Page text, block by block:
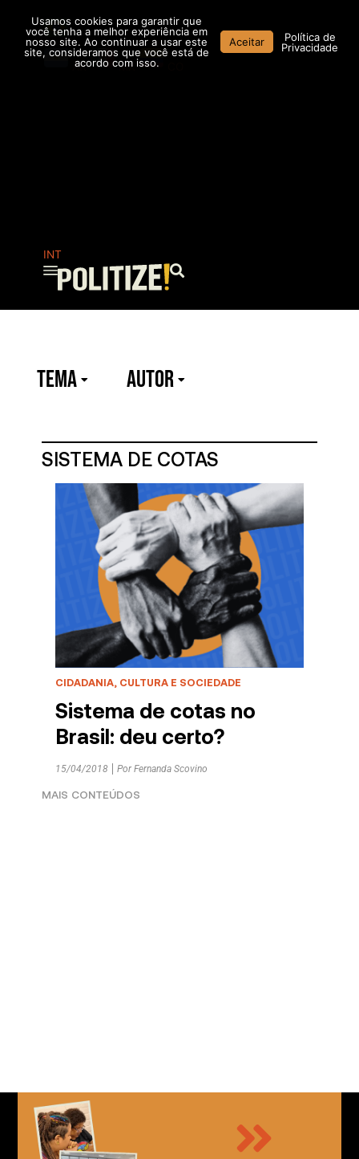
conteúdo
AR MX
INT
Pesquisar
TEMA Autor
SISTEMA DE COTAS
CIDADANIA, CULTURA E SOCIEDADE
Sistema de cotas no
Brasil: deu certo?
15/04/2018 Por Fernanda Scovino
Usamos cookies para garantir que
você tenha a melhor experiência em
nosso site. Ao continuar a usar este
site, consideramos que você está de
acordo com isso.
Aceitar
Política de
Privacidade